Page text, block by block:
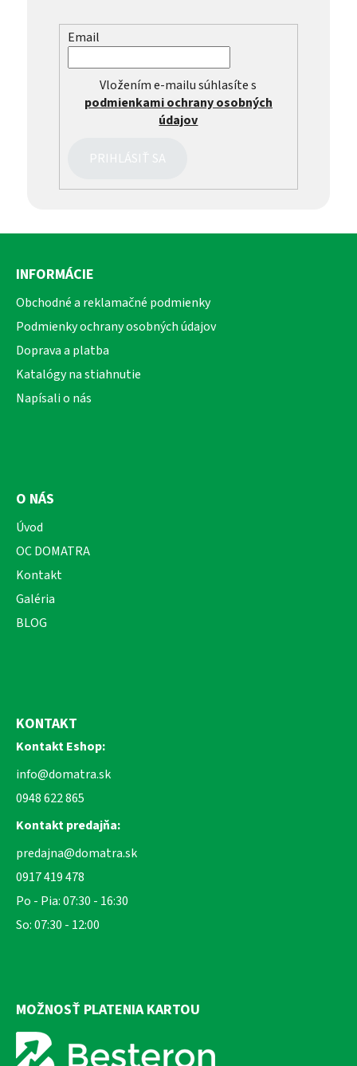
Email
Vložením e-mailu súhlasíte s
podmienkami ochrany osobných
údajov
PRIHLÁSIŤ SA
Z
INFORMÁCIE
Obchodné a reklamačné podmienky
Podmienky ochrany osobných údajov
Doprava a platba
Katalógy na stiahnutie
Napísali o nás
O NÁS
Úvod
OC DOMATRA
Kontakt
Galéria
BLOG
KONTAKT
Kontakt Eshop:
info@domatra.sk
0948 622 865
Kontakt predajňa:
predajna@domatra.sk
0917 419 478
Po - Pia: 07:30 - 16:30
So: 07:30 - 12:00
MOŽNOSŤ PLATENIA KARTOU